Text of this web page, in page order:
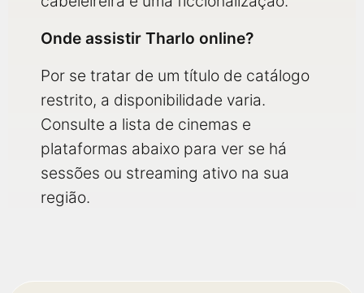
Onde assistir Tharlo online?
Por se tratar de um título de catálogo
restrito, a disponibilidade varia.
Consulte a lista de cinemas e
plataformas abaixo para ver se há
sessões ou streaming ativo na sua
região.